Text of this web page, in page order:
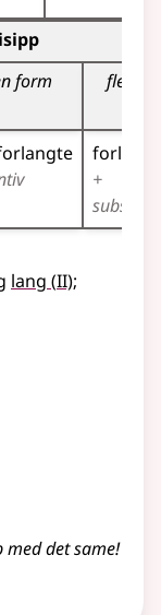
form fleirtal
+
lang (2
II);
det same!